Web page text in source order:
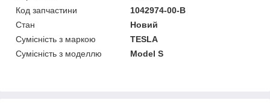
Код запчастини
1042974-00-B
Стан
Новий
Сумісність з маркою
TESLA
Сумісність з моделлю
Model S